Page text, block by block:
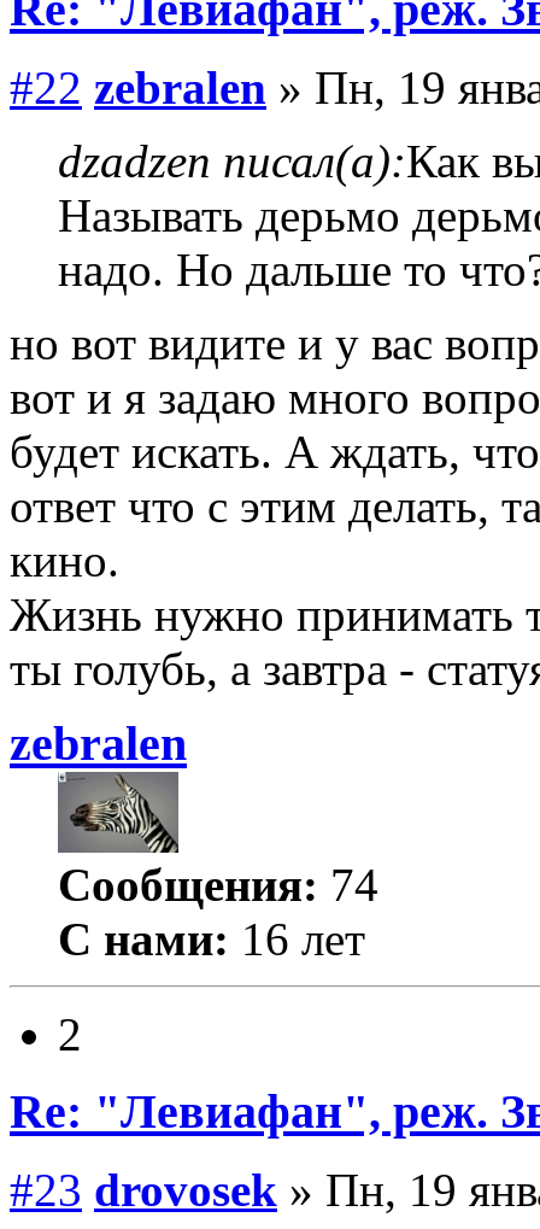
#22 zebralen » Пн, 19
dzadzen писал(а):Как
Называть дерьмо
надо. Но дальше то
но вот видите и у вас
вот и я задаю много
будет искать. А ждать,
ответ что с этим делать,
кино.
Жизнь нужно принимать
ты голубь, а завтра -
zebralen
Сообщения: 74
С нами: 16 лет
2
Re: "Левиафан", реж.
#23 drovosek » Пн, 19